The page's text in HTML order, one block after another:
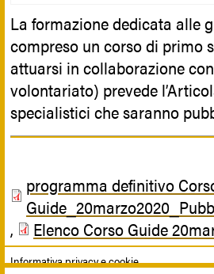
La formazione dedicata alle
compreso un corso di primo
attuarsi in collaborazione
volontariato) prevede
specialistici che saranno
programma definitivo
,
Elenco Corso Guide
Informativa privacy e cookie.